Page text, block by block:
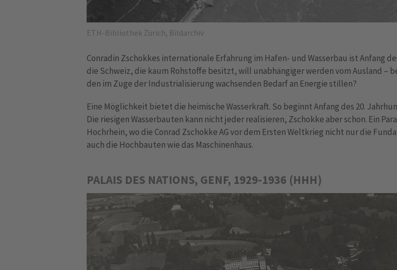
ETH-Bibliothek Zürich, Bildarchiv
Conradin Zschokkes internationale Erfahrung im Hafen- und Wasserbau ist Anfang
die Schweiz, die kaum Rohstoffe besitzt, will unabhängiger werden vom Ausland –
den im Zuge der Industrialisierung wachsenden Bedarf an Energie stillen?
Eine Möglichkeit bietet die heimische Wasserkraft. So beginnt Anfang des 20.
Die riesigen Wasserbauten kann nicht jeder realisieren, Zschokke aber schon. Ein
Hochrhein, wo die Conrad Zschokke AG vor dem Ersten Weltkrieg nicht nur die
auch die Hochbauten wie das Maschinenhaus.
PALAIS DES NATIONS, GENF, 1929-1936 (HHH)